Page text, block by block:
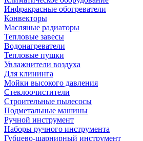
Инфракрасные обогреватели
Конвекторы
Масляные радиаторы
Тепловые завесы
Водонагреватели
Тепловые пушки
Увлажнители воздуха
Для клининга
Мойки высокого давления
Стеклоочистители
Строительные пылесосы
Подметальные машины
Ручной инструмент
Наборы ручного инструмента
Губцево-шарнирный инструмент